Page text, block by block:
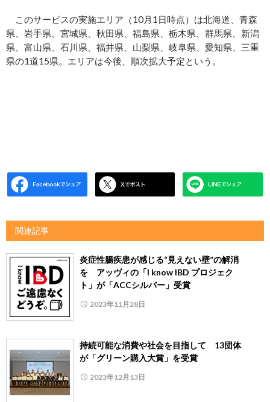
このサービスの実施エリア（10月1日時点）は北海道、青森
県、岩手県、宮城県、秋田県、福島県、栃木県、群馬県、新潟
県、富山県、石川県、福井県、山梨県、岐阜県、愛知県、三重
県の1道15県。エリアは今後、順次拡大予定という。
関連記事
炎症性腸疾患が感じる“見えない壁”の解消
を アッヴィの「I know IBD プロジェク
ト」が「ACCシルバー」受賞
2023年11月28日
持続可能な消費や社会を目指して 13団体
が「グリーン購入大賞」を受賞
2023年12月13日